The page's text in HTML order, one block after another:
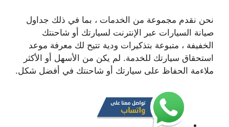
نحن نقدم مجموعة من الخدمات ، بما في ذلك جداول
صيانة السيارات عبر الإنترنت لسيارتك أو شاحنتك
الخفيفة ، متبوعة بتذكيرات ودية تتيح لك معرفة موعد
استحقاق سيارتك للخدمة. لم يكن من الأسهل أو الأكثر
ملاءمة الحفاظ على سيارتك أو شاحنتك في أفضل شكل.